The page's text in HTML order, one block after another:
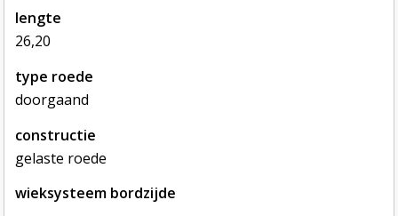
lengte
26,20
type roede
doorgaand
constructie
gelaste roede
wieksysteem bordzijde